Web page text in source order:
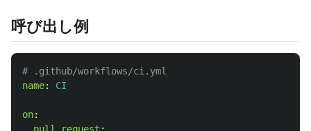
呼び出し例
# .github/workflows/ci.yml
name: CI
on: